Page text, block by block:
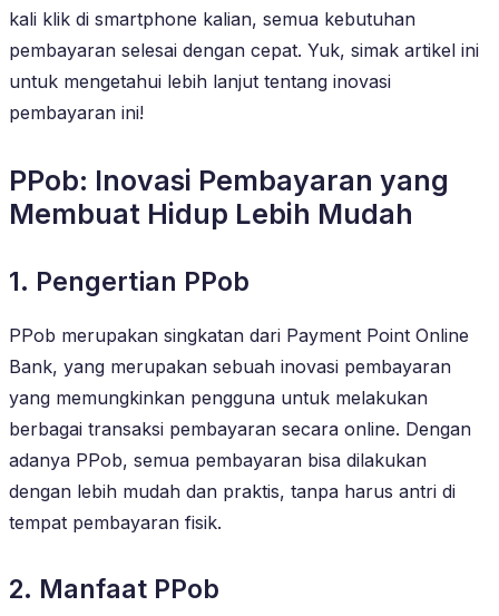
kali klik di smartphone kalian, semua kebutuhan
pembayaran selesai dengan cepat. Yuk, simak artikel ini
untuk mengetahui lebih lanjut tentang inovasi
pembayaran ini!
PPob: Inovasi Pembayaran yang
Membuat Hidup Lebih Mudah
1. Pengertian PPob
PPob merupakan singkatan dari Payment Point Online
Bank, yang merupakan sebuah inovasi pembayaran
yang memungkinkan pengguna untuk melakukan
berbagai transaksi pembayaran secara online. Dengan
adanya PPob, semua pembayaran bisa dilakukan
dengan lebih mudah dan praktis, tanpa harus antri di
tempat pembayaran fisik.
2. Manfaat PPob